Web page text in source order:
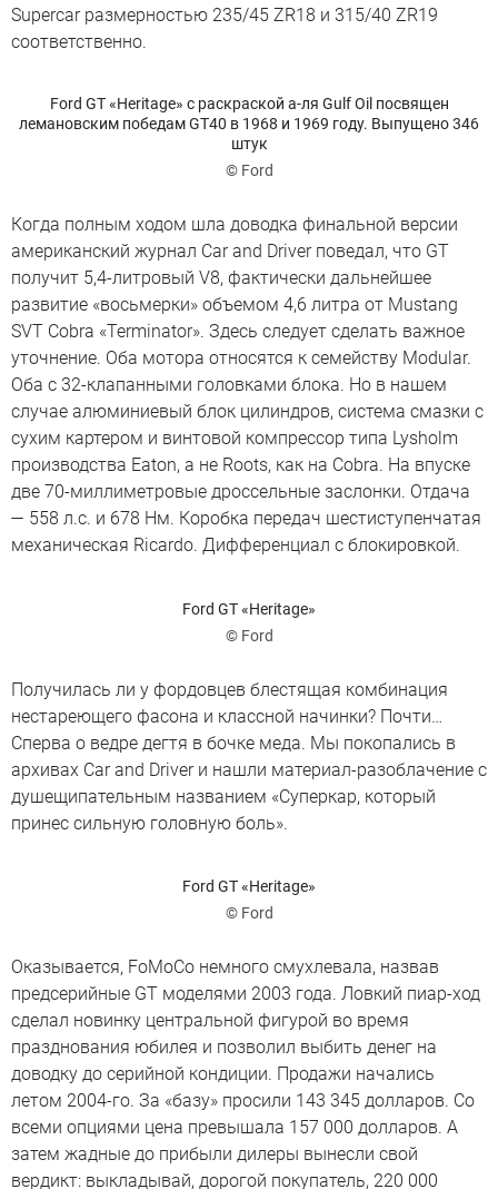
Supercar размерностью 235/45 ZR18 и 315/40 ZR19
соответственно.
Ford GT «Heritage» с раскраской а-ля Gulf Oil посвящен
лемановским победам GT40 в 1968 и 1969 году. Выпущено 346
штук
© Ford
Когда полным ходом шла доводка финальной версии
американский журнал Car and Driver поведал, что GT
получит 5,4-литровый V8, фактически дальнейшее
развитие «восьмерки» объемом 4,6 литра от Mustang
SVT Cobra «Terminator». Здесь следует сделать важное
уточнение. Оба мотора относятся к семейству Modular.
Оба с 32-клапанными головками блока. Но в нашем
случае алюминиевый блок цилиндров, система смазки с
сухим картером и винтовой компрессор типа Lysholm
производства Eaton, а не Roots, как на Cobra. На впуске
две 70-миллиметровые дроссельные заслонки. Отдача
— 558 л.с. и 678 Нм. Коробка передач шестиступенчатая
механическая Ricardo. Дифференциал с блокировкой.
Ford GT «Heritage»
© Ford
Получилась ли у фордовцев блестящая комбинация
нестареющего фасона и классной начинки? Почти…
Сперва о ведре дегтя в бочке меда. Мы покопались в
архивах Car and Driver и нашли материал-разоблачение с
душещипательным названием «Суперкар, который
принес сильную головную боль».
Ford GT «Heritage»
© Ford
Оказывается, FoMoCo немного смухлевала, назвав
предсерийные GT моделями 2003 года. Ловкий пиар-ход
сделал новинку центральной фигурой во время
празднования юбилея и позволил выбить денег на
доводку до серийной кондиции. Продажи начались
летом 2004-го. За «базу» просили 143 345 долларов. Со
всеми опциями цена превышала 157 000 долларов. А
затем жадные до прибыли дилеры вынесли свой
вердикт: выкладывай, дорогой покупатель, 220 000